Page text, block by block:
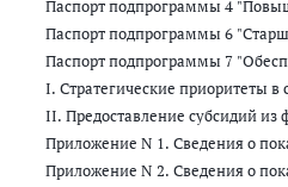
Паспорт подпрограммы 4
Паспорт подпрограммы 6
Паспорт подпрограммы 7
I. Стратегические приоритеты
II. Предоставление субсидий
Приложение N 1. Сведения о
Приложение N 2. Сведения о